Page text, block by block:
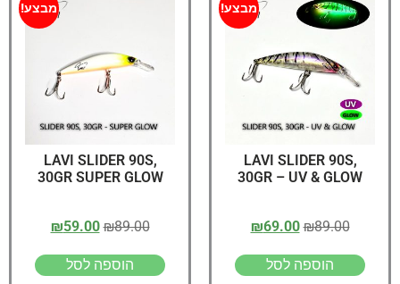
מבצע!
LAVI SLIDER 90S,
30GR – UV & GLOW
₪89.00
₪69.00
הוספה לסל
מבצע!
LAVI SLIDER 90S,
30GR SUPER GLOW
₪89.00
₪59.00
הוספה לסל